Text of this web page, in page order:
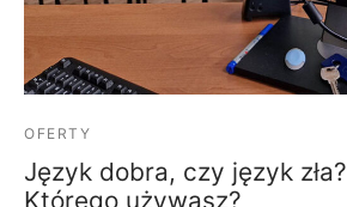
OFERTY
Język dobra, czy język zła?
Którego używasz?